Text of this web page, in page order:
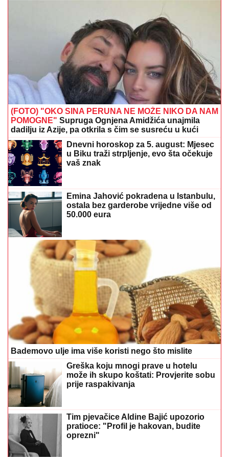
(FOTO) "OKO SINA PERUNA NE MOŽE NIKO DA NAM
POMOGNE" Supruga Ognjena Amidžića unajmila
dadilju iz Azije, pa otkrila s čim se susreću u kući
Dnevni horoskop za 5. august: Mjesec
u Biku traži strpljenje, evo šta očekuje
vaš znak
Emina Jahović pokradena u Istanbulu,
ostala bez garderobe vrijedne više od
50.000 eura
Bademovo ulje ima više koristi nego što mislite
Greška koju mnogi prave u hotelu
može ih skupo koštati: Provjerite sobu
prije raspakivanja
Tim pjevačice Aldine Bajić upozorio
pratioce: "Profil je hakovan, budite
oprezni"